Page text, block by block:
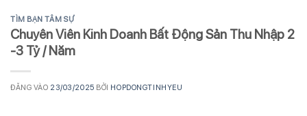
TÌM BẠN TÂM SỰ
Chuyên Viên Kinh Doanh Bất Động Sản Thu Nhập 2
-3 Tỷ / Năm
ĐĂNG VÀO 23/03/2025 BỞI HOPDONGTINHYEU